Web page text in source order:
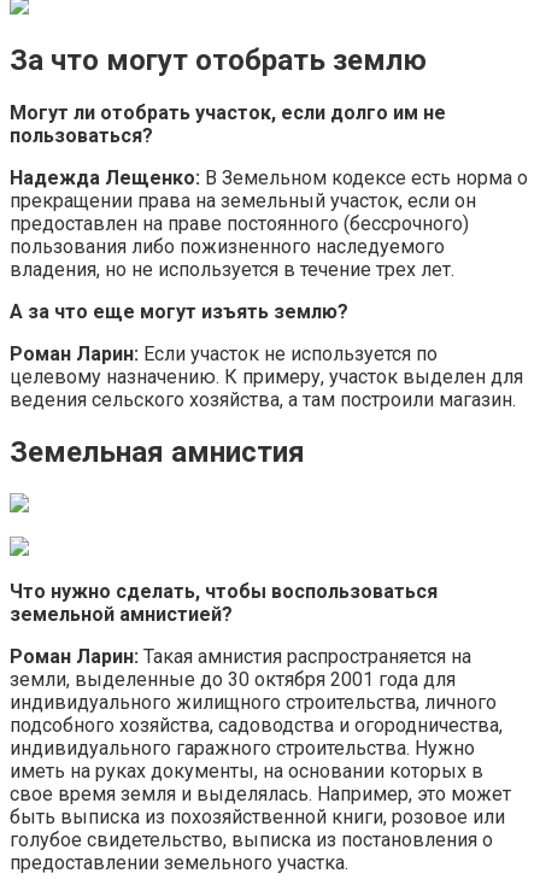
За что могут отобрать землю
Могут ли отобрать участок, если долго им не
пользоваться?
Надежда Лещенко: В Земельном кодексе есть норма о
прекращении права на земельный участок, если он
предоставлен на праве постоянного (бессрочного)
пользования либо пожизненного наследуемого
владения, но не используется в течение трех лет.
А за что еще могут изъять землю?
Роман Ларин: Если участок не используется по
целевому назначению. К примеру, участок выделен для
ведения сельского хозяйства, а там построили магазин.
Земельная амнистия
Что нужно сделать, чтобы воспользоваться
земельной амнистией?
Роман Ларин: Такая амнистия распространяется на
земли, выделенные до 30 октября 2001 года для
индивидуального жилищного строительства, личного
подсобного хозяйства, садоводства и огородничества,
индивидуального гаражного строительства. Нужно
иметь на руках документы, на основании которых в
свое время земля и выделялась. Например, это может
быть выписка из похозяйственной книги, розовое или
голубое свидетельство, выписка из постановления о
предоставлении земельного участка.